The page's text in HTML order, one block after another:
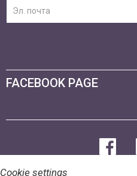
FACEBOOK PAGE
Cookie settings